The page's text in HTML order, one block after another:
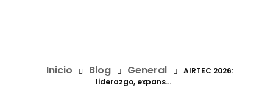
Inicio Blog General
AIRTEC 2026:
liderazgo, expans...